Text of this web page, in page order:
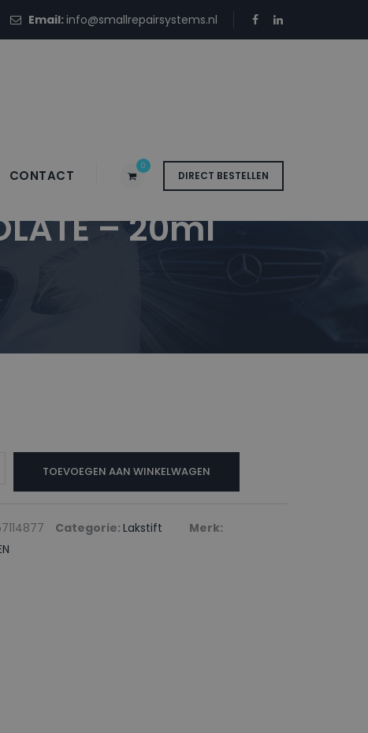
Email:info@smallrepairsystems.nl
DIRECT BESTELLEN
0
CONTACT
– 20ml
TOEVOEGEN AAN WINKELWAGEN
Categorie: Lakstift
Merk: